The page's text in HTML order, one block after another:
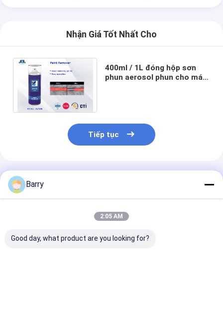
Nhận Giá Tốt Nhất Cho
400ml / 1L đóng hộp sơn
phun aerosol phun cho máy
Tiếp tục
Sản Phẩm Khuyến Cáo
Barry
2:05 AM
Good day, what product are you looking for?